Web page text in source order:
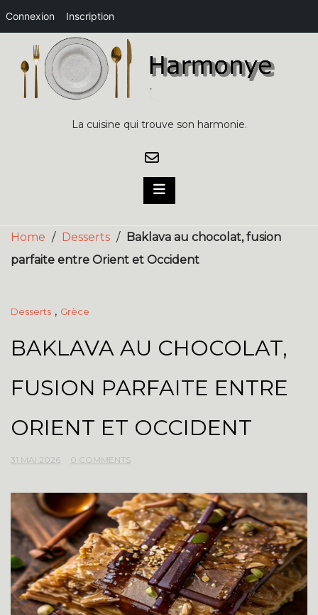
Connexion Inscription
content
La cuisine qui trouve son harmonie.
Home / Desserts /
Baklava au chocolat, fusion
parfaite entre Orient et Occident
Desserts , Grèce
BAKLAVA AU CHOCOLAT,
FUSION PARFAITE ENTRE
ORIENT ET OCCIDENT
31 MAI 2026 0 COMMENTS